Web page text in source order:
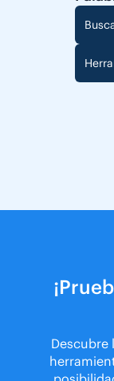
Descubre